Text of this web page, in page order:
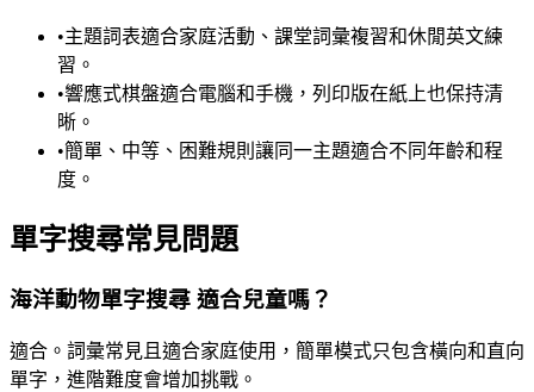
•主題詞表適合家庭活動、課堂詞彙複習和休閒英文練
習。
•響應式棋盤適合電腦和手機，列印版在紙上也保持清
晰。
•簡單、中等、困難規則讓同一主題適合不同年齡和程
度。
單字搜尋常見問題
海洋動物單字搜尋 適合兒童嗎？
適合。詞彙常見且適合家庭使用，簡單模式只包含橫向和直向
單字，進階難度會增加挑戰。